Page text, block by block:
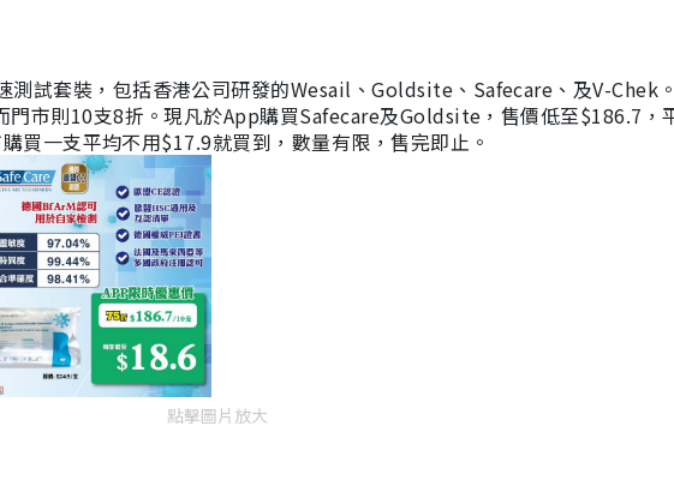
測試套裝，包括香港公司研發的Wesail、Goldsite、Safecare、及V-Chek
門市則10支8折。現凡於App購買Safecare及Goldsite，售價低至$186.7，
買一支平均不用$17.9就買到，數量有限，售完即止。
點擊圖片放大